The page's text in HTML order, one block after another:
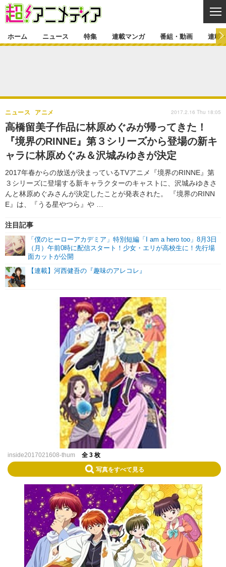
ゲーム・アプリ マンガ
グッズ イベント
声優 コスプレ
舞台 新帝スタ
特集一覧 カバー
ラキりす
連載マンガ
連載マンガ一覧
番組・動画
番組・動画一覧 ラジオ
動画
連載・ブログ
連載・ブログ一覧 コラム
編集部ブログ・お知らせ
ホーム ニュース 特集 連載マンガ 番組・動画 連載
高橋留美子作品に林原めぐみが帰ってきた！
『境界のRINNE』第３シリーズから登場の新キ
ャラに林原めぐみ＆沢城みゆきが決定
2017年春からの放送が決まっているTVアニメ『境界のRINNE』第
３シリーズに登場する新キャラクターのキャストに、沢城みゆきさ
んと林原めぐみさんが決定したことが発表された。 『境界のRINN
E』は、『うる星やつら』や …
ニュース アニメ
注目記事
「僕のヒーローアカデミア」特別短編「I am a hero too」8月3日
（月）午前0時に配信スタート！少女・エリが高校生に！先行場
面カットが公開
【連載】河西健吾の『趣味のアレコレ』
2017.2.16 Thu 18:05
inside2017021608-thum 全 3 枚
写真をすべて見る